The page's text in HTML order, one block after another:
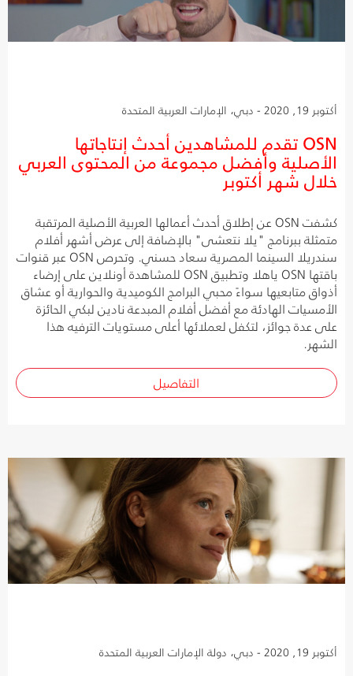
أكتوبر 19, 2020 - دبي، الإمارات العربية المتحدة
OSN تقدم للمشاهدين أحدث إنتاجاتها
الأصلية وأفضل مجموعة من المحتوى العربي
خلال شهر أكتوبر
كشفت OSN عن إطلاق أحدث أعمالها العربية الأصلية المرتقبة
متمثلة ببرنامج "يلا نتعشى" بالإضافة إلى عرض أشهر أفلام
سندريلا السينما المصرية سعاد حسني. وتحرص OSN عبر قنوات
باقتها OSN ياهلا وتطبيق OSN للمشاهدة أونلاين على إرضاء
أذواق متابعيها سواءً محبي البرامج الكوميدية والحوارية أو عشاق
الأمسيات الهادئة مع أفضل أفلام المبدعة نادين لبكي الحائزة
على عدة جوائز، لتكفل لعملائها أعلى مستويات الترفيه هذا
الشهر.
التفاصيل
أكتوبر 19, 2020 - دبي، دولة الإمارات العربية المتحدة